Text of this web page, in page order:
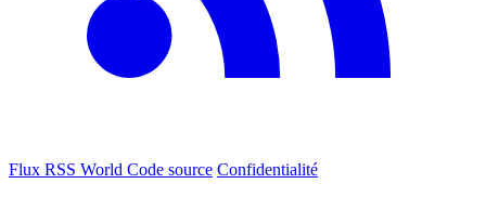
Flux RSS World Code source Confidentialité